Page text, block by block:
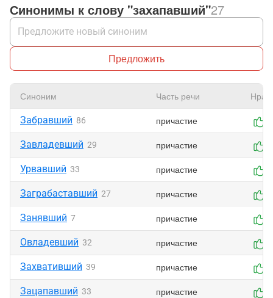
Синонимы к слову "захапавший"27
Предложить
Синоним Часть речи
Забравший 86 причастие
Завладевший 29 причастие
Урвавший 33 причастие
Заграбаставший 27 причастие
Занявший 7 причастие
Овладевший 32 причастие
Захвативший 39 причастие
Зацапавший 33 причастие